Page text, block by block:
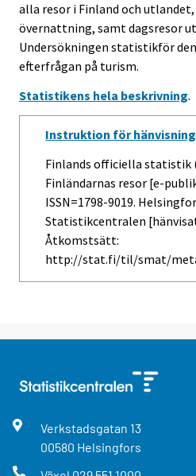
alla resor i Finland och
övernattning, samt dagsresor
Undersökningen statistikför
efterfrågan på turism.
Statistikens hela beskrivning.
Instruktion för hänvisning
Finlands officiella statistik
Finländarnas resor [e-
ISSN=1798-9019.
Statistikcentralen
Åtkomstsätt:
http://stat.fi/til/smat/
Verkstadsgatan 13
00580 Helsingfors